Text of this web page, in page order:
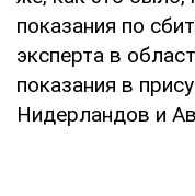
показания по
эксперта в
показания в
Нидерландов и